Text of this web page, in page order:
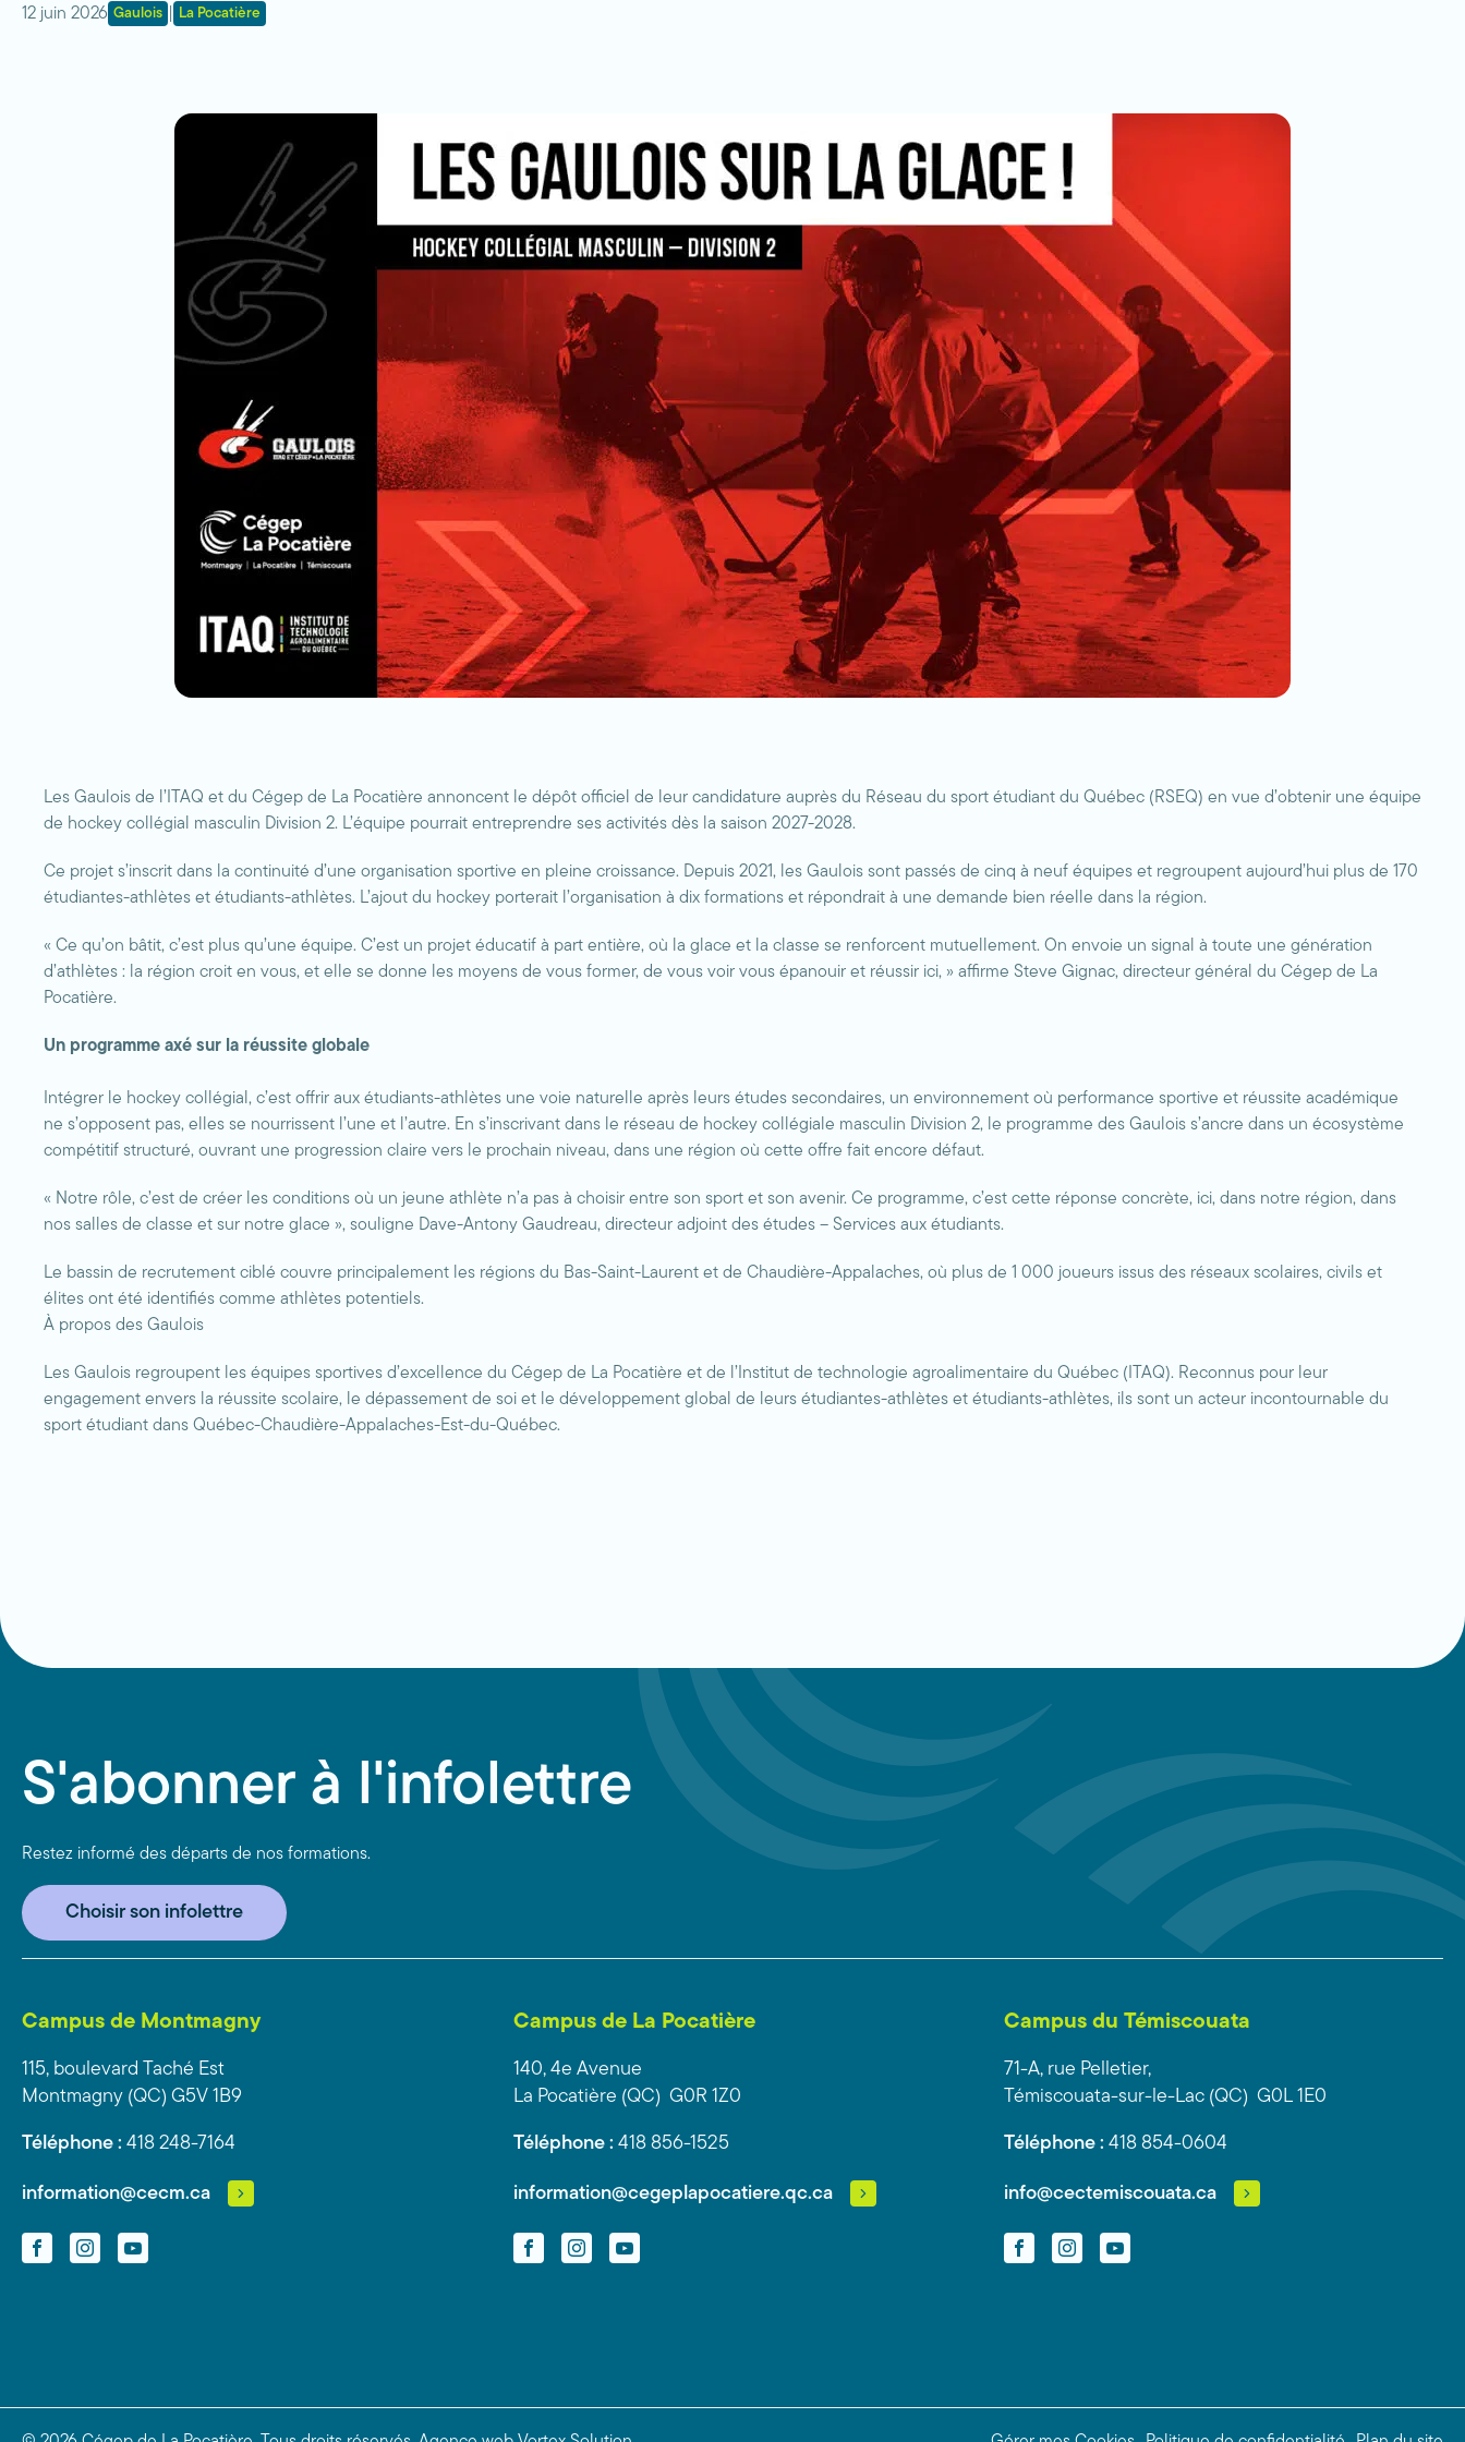
12 juin 2026 Gaulois La Pocatière
Les Gaulois de l’ITAQ et du Cégep de La Pocatière annoncent le dépôt officiel de leur candidature auprès du Réseau du sport étudiant du Québec (RSEQ) en vue d’obtenir une équipe
de hockey collégial masculin Division 2. L’équipe pourrait entreprendre ses activités dès la saison 2027-2028.
Ce projet s’inscrit dans la continuité d’une organisation sportive en pleine croissance. Depuis 2021, les Gaulois sont passés de cinq à neuf équipes et regroupent aujourd’hui plus de 170
étudiantes-athlètes et étudiants-athlètes. L’ajout du hockey porterait l’organisation à dix formations et répondrait à une demande bien réelle dans la région.
« Ce qu’on bâtit, c’est plus qu’une équipe. C’est un projet éducatif à part entière, où la glace et la classe se renforcent mutuellement. On envoie un signal à toute une génération
d’athlètes : la région croit en vous, et elle se donne les moyens de vous former, de vous voir vous épanouir et réussir ici, » affirme Steve Gignac, directeur général du Cégep de La
Pocatière.
Un programme axé sur la réussite globale
Intégrer le hockey collégial, c’est offrir aux étudiants-athlètes une voie naturelle après leurs études secondaires, un environnement où performance sportive et réussite académique
ne s’opposent pas, elles se nourrissent l’une et l’autre. En s’inscrivant dans le réseau de hockey collégiale masculin Division 2, le programme des Gaulois s’ancre dans un écosystème
compétitif structuré, ouvrant une progression claire vers le prochain niveau, dans une région où cette offre fait encore défaut.
« Notre rôle, c’est de créer les conditions où un jeune athlète n’a pas à choisir entre son sport et son avenir. Ce programme, c’est cette réponse concrète, ici, dans notre région, dans
nos salles de classe et sur notre glace », souligne Dave-Antony Gaudreau, directeur adjoint des études – Services aux étudiants.
Le bassin de recrutement ciblé couvre principalement les régions du Bas-Saint-Laurent et de Chaudière-Appalaches, où plus de 1 000 joueurs issus des réseaux scolaires, civils et
élites ont été identifiés comme athlètes potentiels.
À propos des Gaulois
Les Gaulois regroupent les équipes sportives d’excellence du Cégep de La Pocatière et de l’Institut de technologie agroalimentaire du Québec (ITAQ). Reconnus pour leur
engagement envers la réussite scolaire, le dépassement de soi et le développement global de leurs étudiantes-athlètes et étudiants-athlètes, ils sont un acteur incontournable du
sport étudiant dans Québec-Chaudière-Appalaches-Est-du-Québec.
S'abonner à l'infolettre
Restez informé des départs de nos formations.
Choisir son infolettre
Campus de Montmagny
115, boulevard Taché Est
Montmagny (QC) G5V 1B9
Téléphone : 418 248-7164
information@cecm.ca
FacebookInstagramYouTube
Campus de La Pocatière
140, 4e Avenue
La Pocatière (QC) G0R 1Z0
Téléphone : 418 856-1525
information@cegeplapocatiere.qc.ca
FacebookInstagramYouTube
Campus du Témiscouata
71-A, rue Pelletier,
Témiscouata-sur-le-Lac (QC) G0L 1E0
Téléphone : 418 854-0604
info@cectemiscouata.ca
FacebookInstagramYouTube